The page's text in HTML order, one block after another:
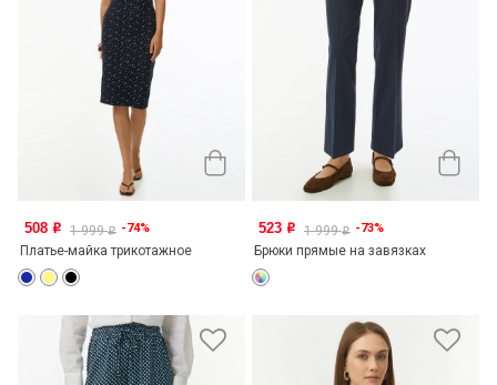
508 o 1 999o -74%
Платье-майка трикотажное
523 o 1 999o -73%
Брюки прямые на завязках